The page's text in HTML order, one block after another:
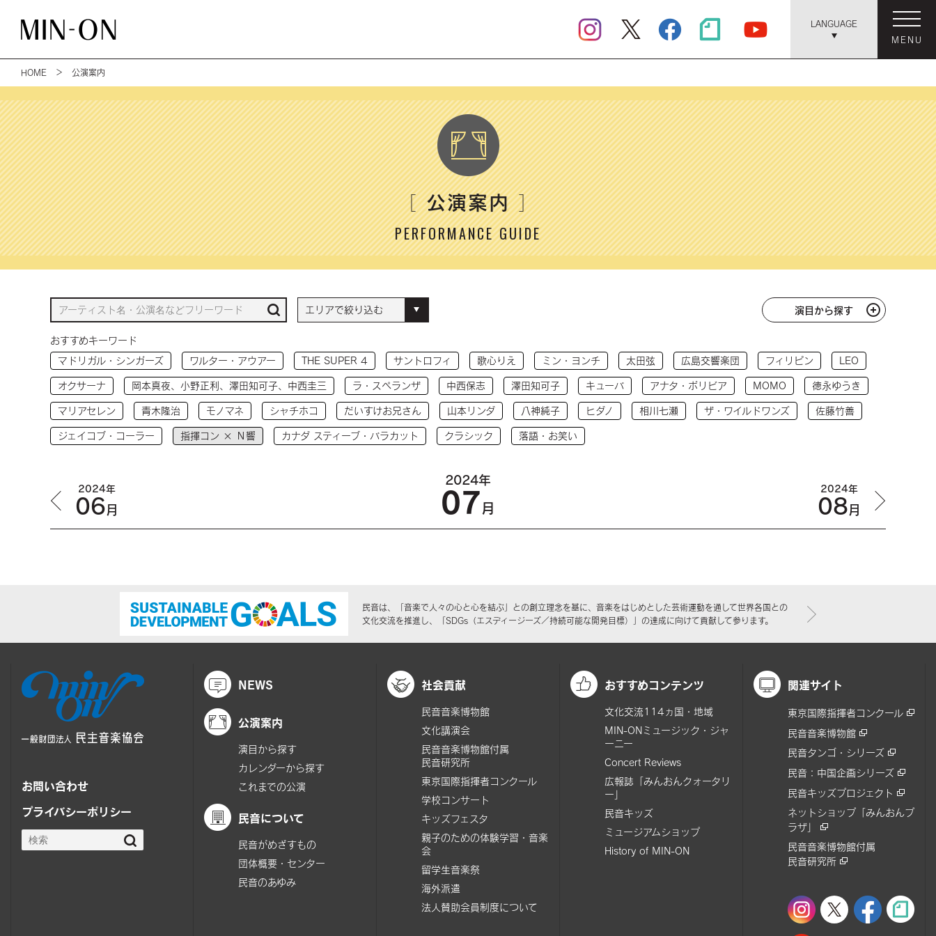
LANGUAGE
MENU
HOME ＞ 公演案内
［公演案内］
PERFORMANCE GUIDE
演目から探す
おすすめキーワード
マドリガル・シンガーズ
ワルター・アウアー THE SUPER 4 サントロフィ 歌心りえ ミン・ヨンチ 太田弦 広島交響楽団 フィリピン LEO
オクサーナ 岡本真夜、小野正利、澤田知可子、中西圭三 ラ・スペランザ 中西保志 澤田知可子 キューバ アナタ・ボリビア MOMO 徳永ゆうき
マリアセレン 青木隆治 モノマネ シャチホコ だいすけお兄さん 山本リンダ 八神純子 ヒダノ 相川七瀬 ザ・ワイルドワンズ 佐藤竹善
ジェイコブ・コーラー 指揮コン × Ｎ響 カナダ スティーブ・バラカット クラシック 落語・お笑い
2024年
06月
2024年
07月
2024年
08月
民音は、「音楽で人々の心と心を結ぶ」との創立理念を基に、音楽をはじめとした芸術運動を通して世界各国との
文化交流を推進し、「SDGs（エスディージーズ／持続可能な開発目標）」の達成に向けて貢献して参ります。
お問い合わせ
プライバシーポリシー
NEWS
公演案内
演目から探す
カレンダーから探す
これまでの公演
民音について
民音がめざすもの
団体概要・センター
民音のあゆみ
社会貢献
民音音楽博物館
文化講演会
民音音楽博物館付属
民音研究所
東京国際指揮者コンクール
学校コンサート
キッズフェスタ
親子のための体験学習・音楽
会
留学生音楽祭
海外派遣
法人賛助会員制度について
おすすめコンテンツ
文化交流114ヵ国・地域
MIN-ONミュージック・ジャ
ーニー
Concert Reviews
広報誌「みんおんクォータリ
ー」
民音キッズ
ミュージアムショップ
History of MIN-ON
関連サイト
東京国際指揮者コンクール
民音音楽博物館
民音タンゴ・シリーズ
民音：中国企画シリーズ
民音キッズプロジェクト
ネットショップ「みんおんプ
ラザ」
民音音楽博物館付属
民音研究所